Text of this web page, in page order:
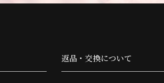
返品・交換について